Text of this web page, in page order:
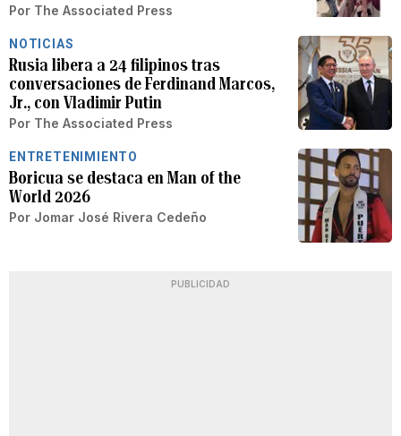
Por The Associated Press
NOTICIAS
Rusia libera a 24 filipinos tras
conversaciones de Ferdinand Marcos,
Jr., con Vladimir Putin
Por The Associated Press
ENTRETENIMIENTO
Boricua se destaca en Man of the
World 2026
Por Jomar José Rivera Cedeño
PUBLICIDAD